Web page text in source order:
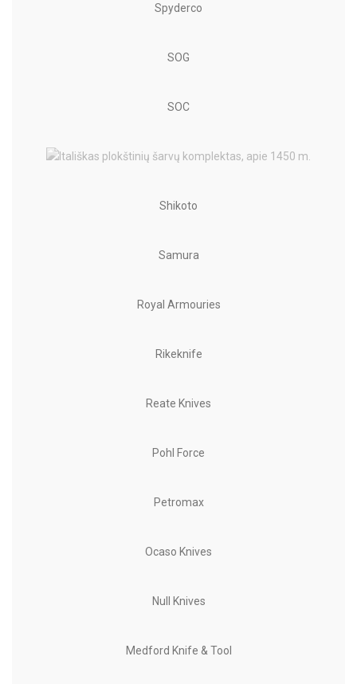
Spyderco
SOG
SOC
Shikoto
Samura
Royal Armouries
Rikeknife
Reate Knives
Pohl Force
Petromax
Ocaso Knives
Null Knives
Medford Knife & Tool